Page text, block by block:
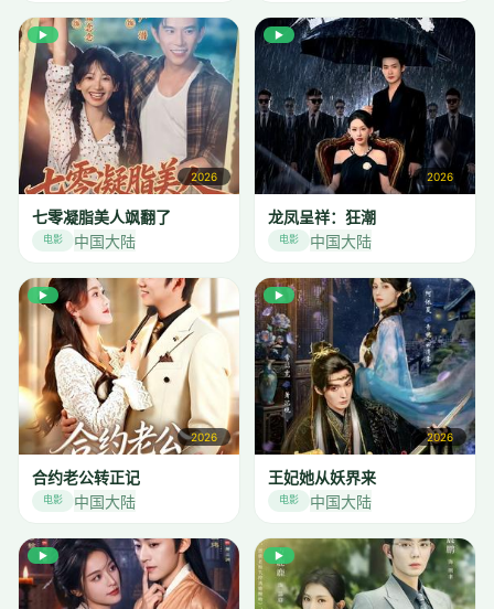
2026
▶
七零凝脂美人飒翻了
电影 中国大陆
2026
▶
龙凤呈祥：狂潮
电影 中国大陆
2026
▶
合约老公转正记
电影 中国大陆
2026
▶
王妃她从妖界来
电影 中国大陆
▶ ▶